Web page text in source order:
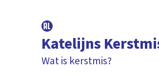
Katelijns
Wat is kerstmis?